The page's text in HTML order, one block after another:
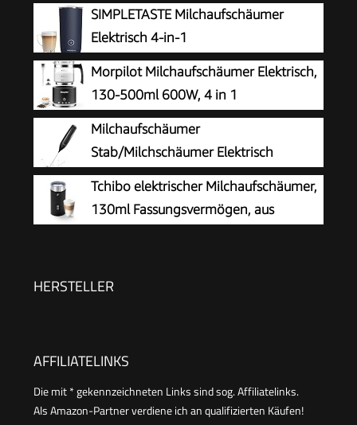
SIMPLETASTE Milchaufschäumer
Elektrisch 4-in-1
Morpilot Milchaufschäumer Elektrisch,
130-500ml 600W, 4 in 1
Milchschäumer für Heißer und Kalter,
Spülmaschinenfest, Visuelles Glas, Latte-Design,
Schwarz
Milchaufschäumer
Stab/Milchschäumer Elektrisch
tragbarer mit Hoher Leistung
Getränkemixer Kaffeebesen batteriebetriebener
für Latte, Matcha-Tee, Cappuccino, Schwarz
Tchibo elektrischer Milchaufschäumer,
130ml Fassungsvermögen, aus
Milchschaum, für Latte Macchiato, Cappuccino
HERSTELLER
AFFILIATELINKS
Die mit * gekennzeichneten Links sind sog. Affiliatelinks.
Als Amazon-Partner verdiene ich an qualifizierten Käufen!